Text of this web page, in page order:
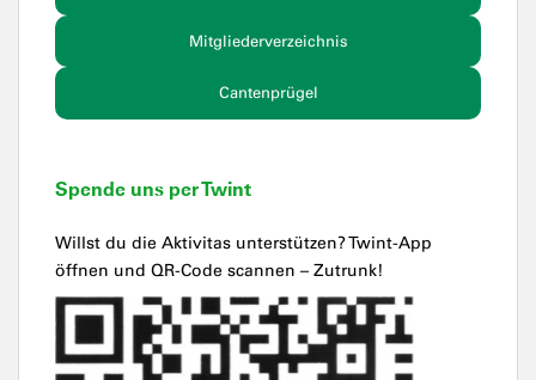
Mitgliederverzeichnis
Cantenprügel
Spende uns per Twint
Willst du die Aktivitas unterstützen? Twint-App
öffnen und QR-Code scannen – Zutrunk!